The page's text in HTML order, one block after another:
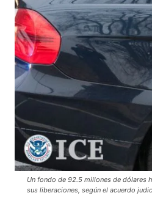
Un fondo de 92.5 millones de dólares
sus liberaciones, según el acuerdo